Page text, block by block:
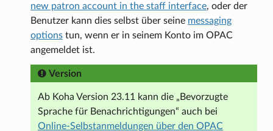
new patron account in the staff interface, oder der
Benutzer kann dies selbst über seine messaging
optionstun, wenn er in seinem Konto im OPAC
angemeldet ist.
Version
Ab Koha Version 23.11 kann die „Bevorzugte
Sprache für Benachrichtigungen“ auch bei
Online-Selbstanmeldungen über den OPAC